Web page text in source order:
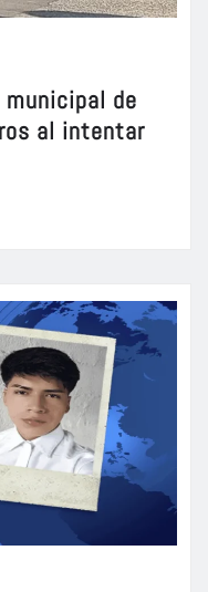
municipal de
al intentar